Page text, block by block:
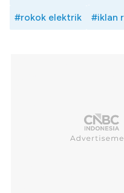
#rokok elektrik #iklan